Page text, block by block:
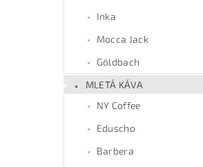
Inka
Mocca Jack
Göldbach
MLETÁ KÁVA
NY Coffee
Eduscho
Barbera